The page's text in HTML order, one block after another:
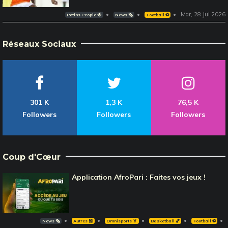
Potins People 🌟 News 🗞️ Football ⚽️ Mar, 28 Jul 2026
Réseaux Sociaux
301 K
Followers
1,3 K
Followers
76,5 K
Followers
Coup d'Cœur
Application AfroPari : Faites vos jeux !
News 🗞️ Autres 🎽 Omnisports 🏅 Basketball 🏀 Football ⚽️